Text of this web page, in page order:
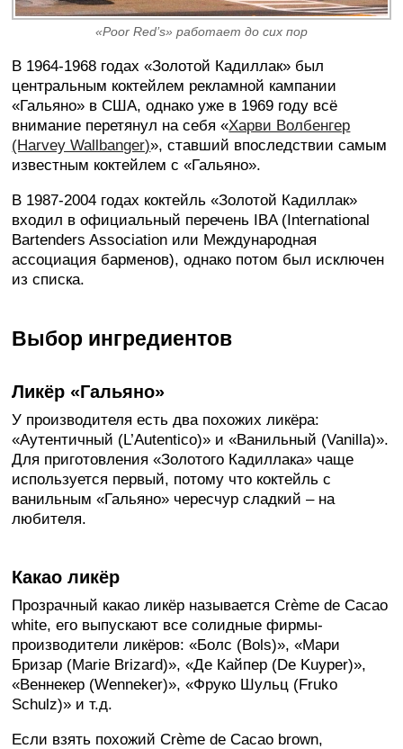
«Poor Red’s» работает до сих пор
В 1964-1968 годах «Золотой Кадиллак» был
центральным коктейлем рекламной кампании
«Гальяно» в США, однако уже в 1969 году всё
внимание перетянул на себя «Харви Волбенгер
(Harvey Wallbanger)», ставший впоследствии самым
известным коктейлем с «Гальяно».
В 1987-2004 годах коктейль «Золотой Кадиллак»
входил в официальный перечень IBA (International
Bartenders Association или Международная
ассоциация барменов), однако потом был исключен
из списка.
Выбор ингредиентов
Ликёр «Гальяно»
У производителя есть два похожих ликёра:
«Аутентичный (L’Autentico)» и «Ванильный (Vanilla)».
Для приготовления «Золотого Кадиллака» чаще
используется первый, потому что коктейль с
ванильным «Гальяно» чересчур сладкий – на
любителя.
Какао ликёр
Прозрачный какао ликёр называется Crème de Cacao
white, его выпускают все солидные фирмы-
производители ликёров: «Болс (Bols)», «Мари
Бризар (Marie Brizard)», «Де Кайпер (De Kuyper)»,
«Веннекер (Wenneker)», «Фруко Шульц (Fruko
Schulz)» и т.д.
Если взять похожий Crème de Cacao brown,